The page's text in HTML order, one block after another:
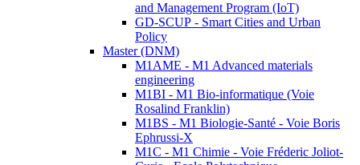
and Management Program (IoT)
GD-SCUP - Smart Cities and Urban
Policy
Master (DNM)
M1AME - M1 Advanced materials
engineering
M1BI - M1 Bio-informatique (Voie
Rosalind Franklin)
M1BS - M1 Biologie-Santé - Voie Boris
Ephrussi-X
M1C - M1 Chimie - Voie Fréderic Joliot-